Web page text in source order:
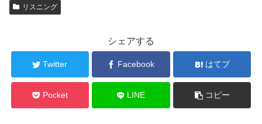
リスニング
シェアする
Twitter Facebook はてブ
Pocket LINE コピー